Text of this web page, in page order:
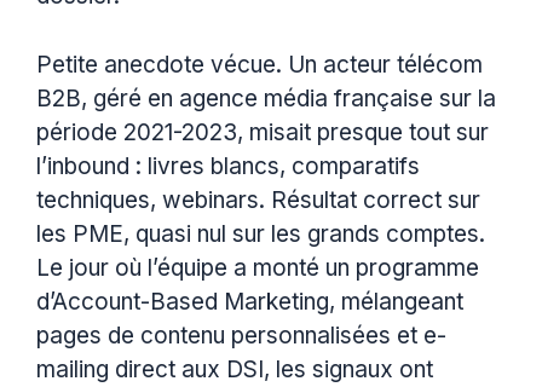
Petite anecdote vécue. Un acteur télécom
B2B, géré en agence média française sur la
période 2021-2023, misait presque tout sur
l’inbound : livres blancs, comparatifs
techniques, webinars. Résultat correct sur
les PME, quasi nul sur les grands comptes.
Le jour où l’équipe a monté un programme
d’Account-Based Marketing, mélangeant
pages de contenu personnalisées et e-
mailing direct aux DSI, les signaux ont